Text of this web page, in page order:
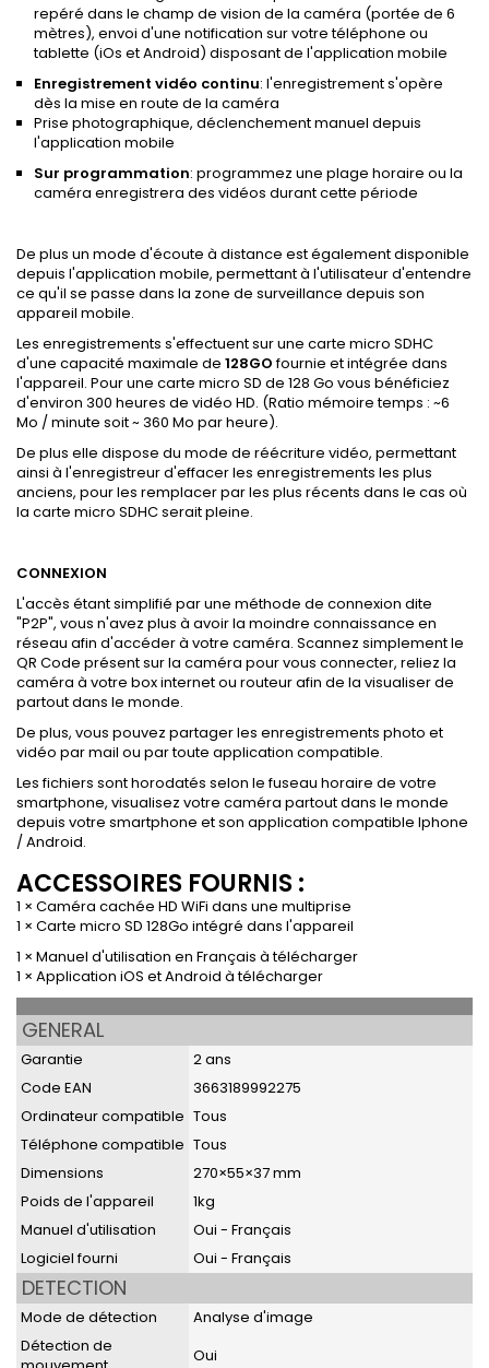
repéré dans le champ de vision de la caméra (portée de 6
mètres), envoi d'une notification sur votre téléphone ou
tablette (iOs et Android) disposant de l'application mobile
Enregistrement vidéo continu: l'enregistrement s'opère
dès la mise en route de la caméra
Prise photographique, déclenchement manuel depuis
l'application mobile
Sur programmation: programmez une plage horaire ou la
caméra enregistrera des vidéos durant cette période
De plus un mode d'écoute à distance est également disponible
depuis l'application mobile, permettant à l'utilisateur d'entendre
ce qu'il se passe dans la zone de surveillance depuis son
appareil mobile.
Les enregistrements s'effectuent sur une carte micro SDHC
d'une capacité maximale de 128GOfournie et intégrée dans
l'appareil. Pour une carte micro SD de 128 Go vous bénéficiez
d'environ 300 heures de vidéo HD. (Ratio mémoire temps : ~6
Mo / minute soit ~ 360 Mo par heure).
De plus elle dispose du mode de réécriture vidéo, permettant
ainsi à l'enregistreur d'effacer les enregistrements les plus
anciens, pour les remplacer par les plus récents dans le cas où
la carte micro SDHC serait pleine.
CONNEXION
L'accès étant simplifié par une méthode de connexion dite
"P2P", vous n'avez plus à avoir la moindre connaissance en
réseau afin d'accéder à votre caméra. Scannez simplement le
QR Code présent sur la caméra pour vous connecter, reliez la
caméra à votre box internet ou routeur afin de la visualiser de
partout dans le monde.
De plus, vous pouvez partager les enregistrements photo et
vidéo par mail ou par toute application compatible.
Les fichiers sont horodatés selon le fuseau horaire de votre
smartphone, visualisez votre caméra partout dans le monde
depuis votre smartphone et son application compatible Iphone
/ Android.
ACCESSOIRES FOURNIS :
1 × Caméra cachée HD WiFi dans une multiprise
1 × Carte micro SD 128Go intégré dans l'appareil
1 × Manuel d'utilisation en Français à télécharger
1 × Application iOS et Android à télécharger
GENERAL
Garantie
2 ans
Code EAN
3663189992275
Ordinateur compatible Tous
Téléphone compatible Tous
Dimensions
270×55×37 mm
Poids de l'appareil
1kg
Manuel d'utilisation
Oui - Français
Logiciel fourni
Oui - Français
DETECTION
Mode de détection
Analyse d'image
Détection de
Oui